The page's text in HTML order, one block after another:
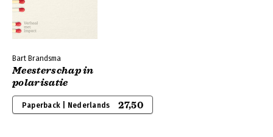
Bart Brandsma
Meesterschap in
polarisatie
Paperback | Nederlands 27,50